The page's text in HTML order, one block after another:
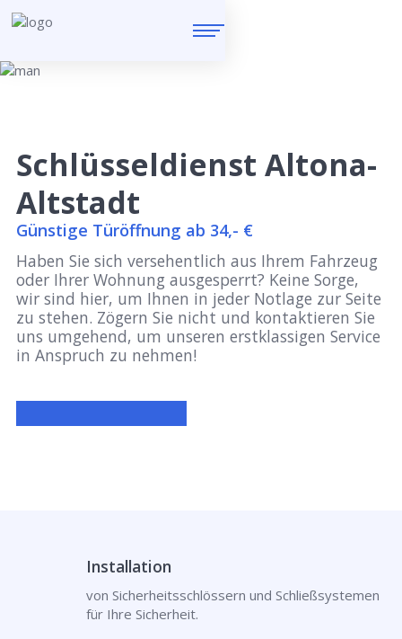
Schlüsseldienst Altona-
Altstadt
Günstige Türöffnung ab 34,- €
Haben Sie sich versehentlich aus Ihrem Fahrzeug
oder Ihrer Wohnung ausgesperrt? Keine Sorge,
wir sind hier, um Ihnen in jeder Notlage zur Seite
zu stehen. Zögern Sie nicht und kontaktieren Sie
uns umgehend, um unseren erstklassigen Service
in Anspruch zu nehmen!
Installation
von Sicherheitsschlössern und Schließsystemen
für Ihre Sicherheit.